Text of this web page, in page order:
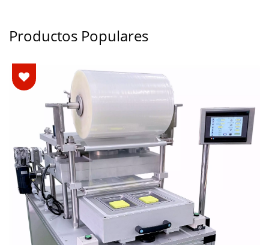
Productos Populares